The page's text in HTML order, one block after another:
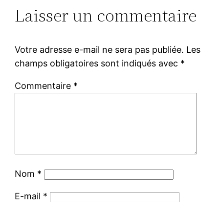
Laisser un commentaire
Votre adresse e-mail ne sera pas publiée. Les
champs obligatoires sont indiqués avec *
Commentaire *
Nom *
E-mail *